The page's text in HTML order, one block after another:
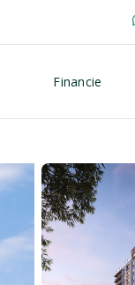
Financie